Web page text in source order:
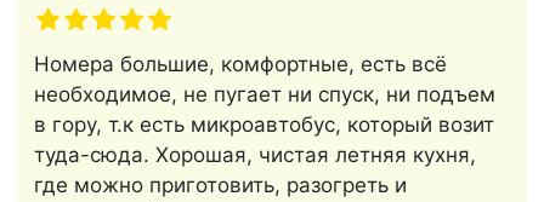
Номера большие, комфортные, есть всё
необходимое, не пугает ни спуск, ни подъем
в гору, т.к есть микроавтобус, который возит
туда-сюда. Хорошая, чистая летняя кухня,
где можно приготовить, разогреть и